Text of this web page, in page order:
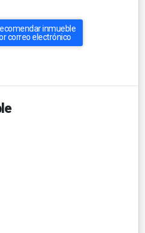
inmueble
correo electrónico